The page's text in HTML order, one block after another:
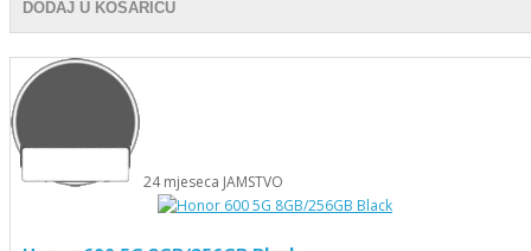
DODAJ U KOŠARICU
24 mjeseca JAMSTVO